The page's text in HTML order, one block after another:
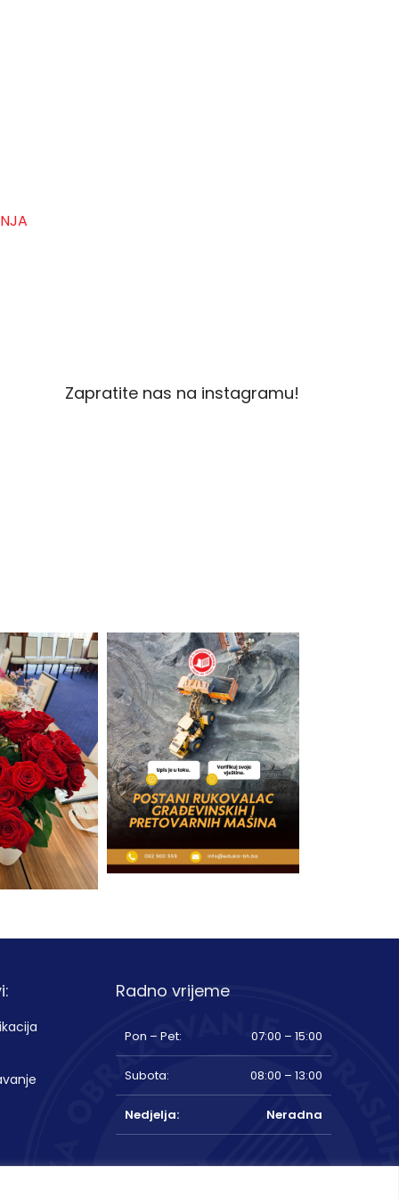
Zapratite nas na instagramu!
Radno vrijeme
Pon – Pet: 07:00 – 15:00
Subota: 08:00 – 13:00
Nedjelja: Neradna